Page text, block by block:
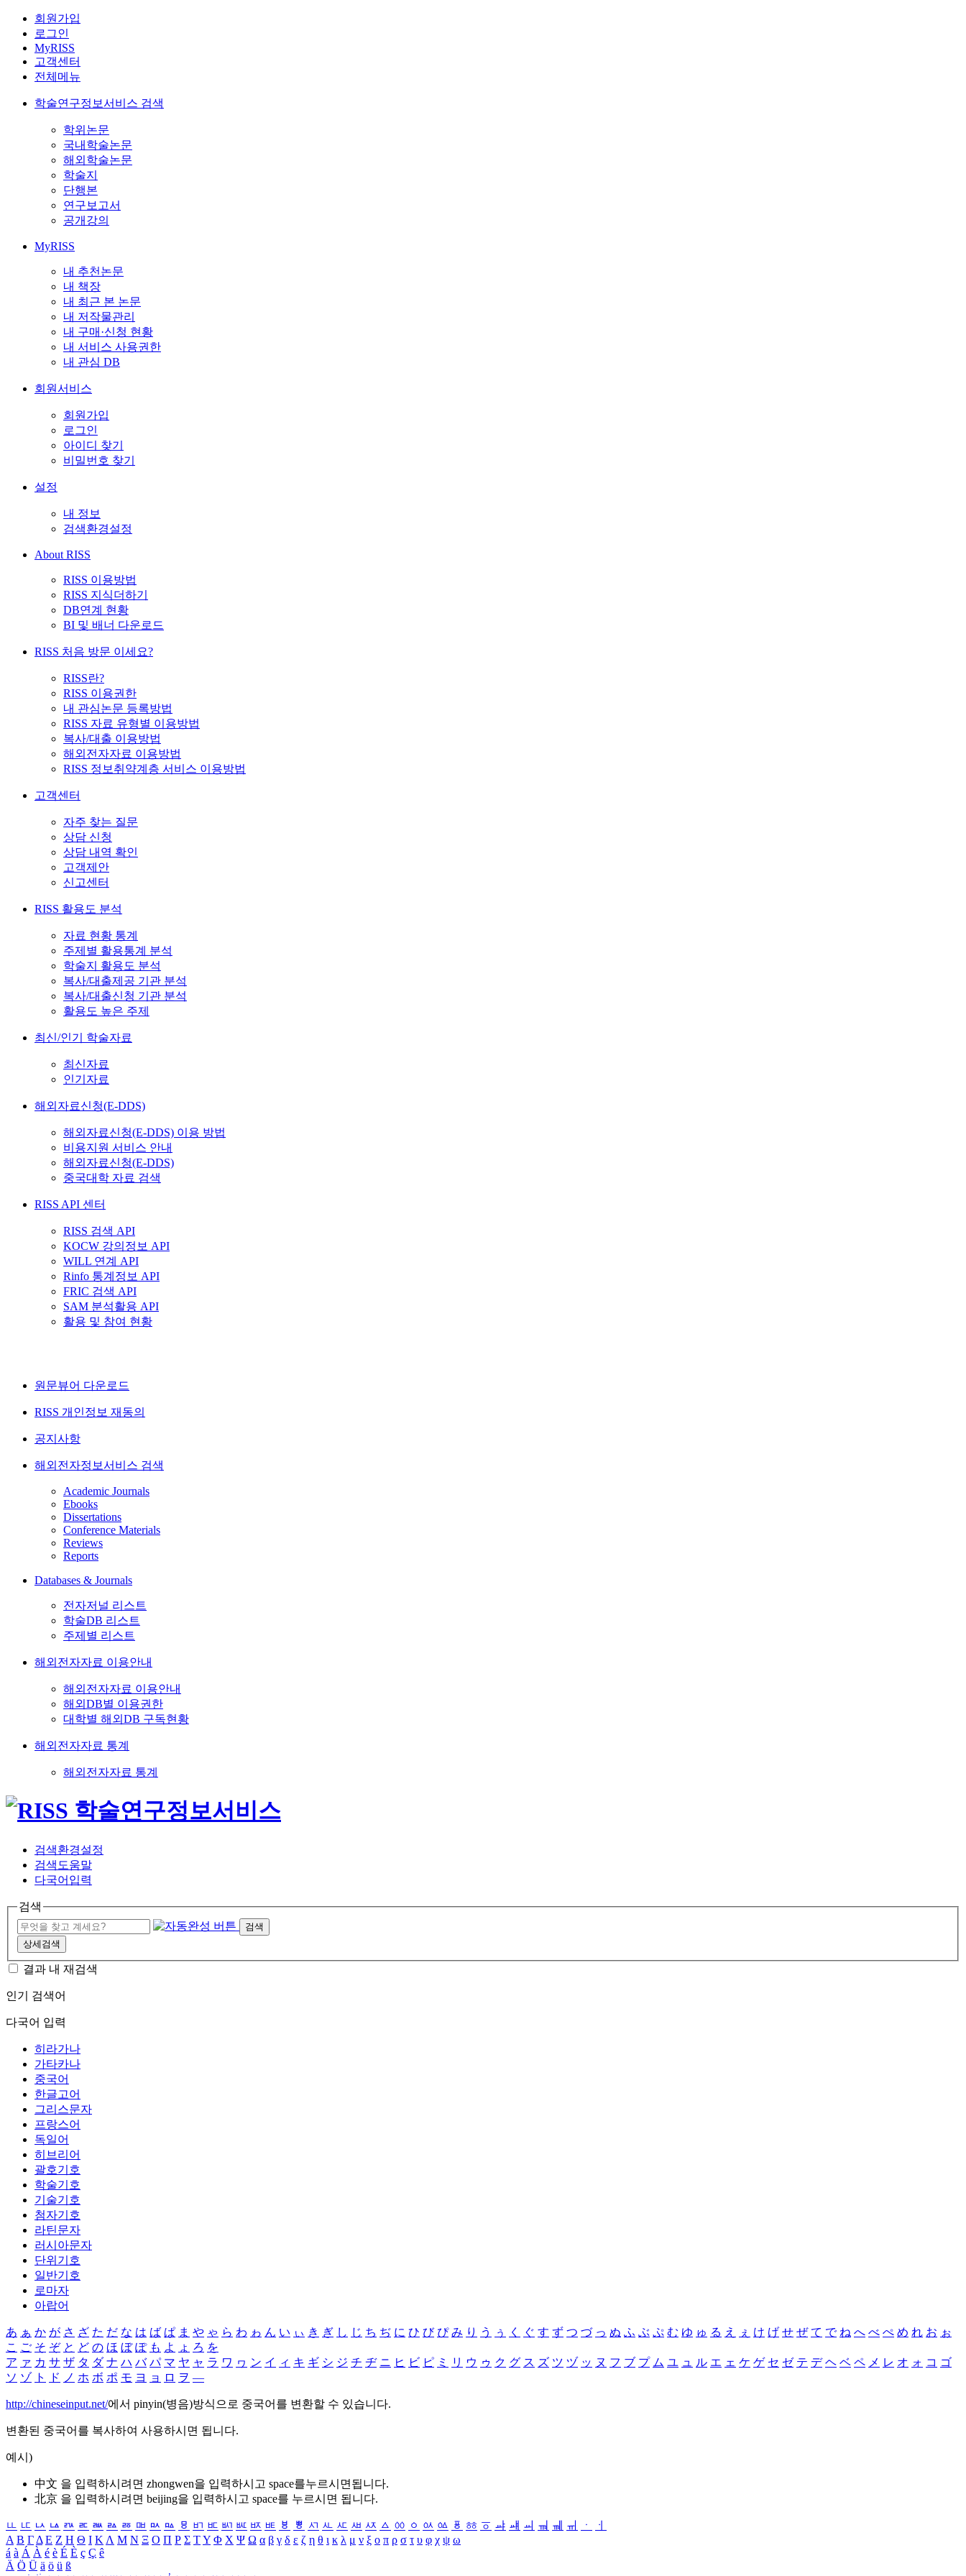
회원가입
로그인
MyRISS
고객센터
전체메뉴
학술연구정보서비스 검색
학위논문
국내학술논문
해외학술논문
학술지
단행본
연구보고서
공개강의
MyRISS
내 추천논문
내 책장
내 최근 본 논문
내 저작물관리
내 구매·신청 현황
내 서비스 사용권한
내 관심 DB
회원서비스
회원가입
로그인
아이디 찾기
비밀번호 찾기
설정
내 정보
검색환경설정
About RISS
RISS 이용방법
RISS 지식더하기
DB연계 현황
BI 및 배너 다운로드
RISS 처음 방문 이세요?
RISS란?
RISS 이용권한
내 관심논문 등록방법
RISS 자료 유형별 이용방법
복사/대출 이용방법
해외전자자료 이용방법
RISS 정보취약계층 서비스 이용방법
고객센터
자주 찾는 질문
상담 신청
상담 내역 확인
고객제안
신고센터
RISS 활용도 분석
자료 현황 통계
주제별 활용통계 분석
학술지 활용도 분석
복사/대출제공 기관 분석
복사/대출신청 기관 분석
활용도 높은 주제
최신/인기 학술자료
최신자료
인기자료
해외자료신청(E-DDS)
해외자료신청(E-DDS) 이용 방법
비용지원 서비스 안내
해외자료신청(E-DDS)
중국대학 자료 검색
RISS API 센터
RISS 검색 API
KOCW 강의정보 API
WILL 연계 API
Rinfo 통계정보 API
FRIC 검색 API
SAM 분석활용 API
활용 및 참여 현황
원문뷰어 다운로드
RISS 개인정보 재동의
공지사항
해외전자정보서비스 검색
Academic Journals
Ebooks
Dissertations
Conference Materials
Reviews
Reports
Databases & Journals
전자저널 리스트
학술DB 리스트
주제별 리스트
해외전자자료 이용안내
해외전자자료 이용안내
해외DB별 이용권한
대학별 해외DB 구독현황
해외전자자료 통계
해외전자자료 통계
검색환경설정
검색도움말
다국어입력
검색
검색
상세검색
결과 내 재검색
인기 검색어
다국어 입력
히라가나
가타카나
중국어
한글고어
그리스문자
프랑스어
독일어
히브리어
괄호기호
학술기호
기술기호
첨자기호
라틴문자
러시아문자
단위기호
일반기호
로마자
아랍어
あ ぁ か が さ ざ た だ な は ば ぱ ま や ゃ ら わ ゎ ん い ぃ き ぎ し じ ち ぢ に ひ び ぴ み り う ぅ く ぐ す ず つ づ っ ぬ ふ ぶ ぷ む ゆ ゅ る え ぇ け げ せ ぜ て で ね へ べ ぺ め れ お ぉ
こ ご そ ぞ と ど の ほ ぼ ぽ も よ ょ ろ を
ア ァ カ サ ザ タ ダ ナ ハ バ パ マ ヤ ャ ラ ワ ヮ ン イ ィ キ ギ シ ジ チ ヂ ニ ヒ ビ ピ ミ リ ウ ゥ ク グ ス ズ ツ ヅ ッ ヌ フ ブ プ ム ユ ュ ル エ ェ ケ ゲ セ ゼ テ デ ヘ ベ ペ メ レ オ ォ コ ゴ
ソ ゾ ト ド ノ ホ ボ ポ モ ヨ ョ ロ ヲ ―
http://chineseinput.net/에서 pinyin(병음)방식으로 중국어를 변환할 수 있습니다.
변환된 중국어를 복사하여 사용하시면 됩니다.
예시)
中文 을 입력하시려면 zhongwen을 입력하시고 space를누르시면됩니다.
北京 을 입력하시려면 beijing을 입력하시고 space를 누르시면 됩니다.
ㅥ ㅦ ㅧ ㅨ ㅩ ㅪ ㅫ ㅬ ㅭ ㅮ ㅯ ㅰ ㅱ ㅲ ㅳ ㅴ ㅵ ㅶ ㅷ ㅸ ㅹ ㅺ ㅻ ㅼ ㅽ ㅾ ㅿ ㆀ ㆁ ㆂ ㆃ ㆄ ㆅ ㆆ ㆇ ㆈ ㆉ ㆊ ㆋ ㆌ ㆍ
ㆎ
Α Β ΓΔ Ε Ζ Η Θ Ι ΚΛ Μ Ν Ξ Ο Π Ρ Σ ΤΥ Φ Χ Ψ Ω α β γ δ ε ζ η θ ι κ λ μ ν ξ ο π ρ σ τ υ φ χ ψ ω
á à Á À é è É È ç Ç ê
Ä Ö Ü ä ö ü ß